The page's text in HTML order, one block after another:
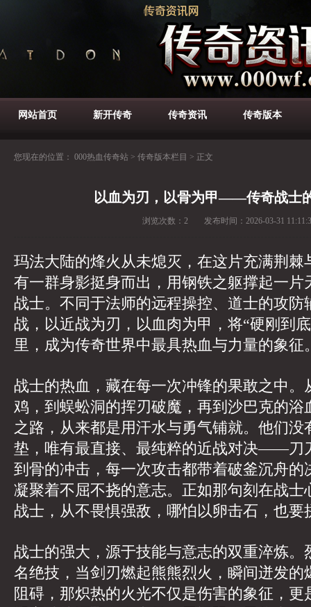
网站首页 新开传奇 传奇资讯 传奇版本
您现在的位置： 000热血传奇站 > 传奇版本栏目 > 正文
以血为刃，以骨为甲——传奇战士
浏览次数： 2 发布时间： 2026-03-31
玛法大陆的烽火从未熄灭，在这片充满荆棘
有一群身影挺身而出，用钢铁之躯撑起一片
战士。不同于法师的远程操控、道士的攻防
战，以近战为刃，以血肉为甲，将“硬刚到
里，成为传奇世界中最具热血与力量的象征
战士的热血，藏在每一次冲锋的果敢之中。
鸡，到蜈蚣洞的挥刃破魔，再到沙巴克的浴
之路，从来都是用汗水与勇气铺就。他们没
垫，唯有最直接、最纯粹的近战对决——刀
到骨的冲击，每一次攻击都带着破釜沉舟的
凝聚着不屈不挠的意志。正如那句刻在战士
战士，从不畏惧强敌，哪怕以卵击石，也要
战士的强大，源于技能与意志的双重淬炼。
名绝技，当剑刃燃起熊熊烈火，瞬间迸发的
阻碍，那炽热的火光不仅是伤害的象征，更